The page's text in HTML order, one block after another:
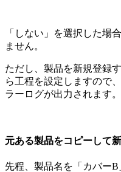
「しない」を選択した場
ません。
ただし、製品を新規登録
ら工程を設定しますので
ラーログが出力されます。
元ある製品をコピーして
先程、製品名を「カバー